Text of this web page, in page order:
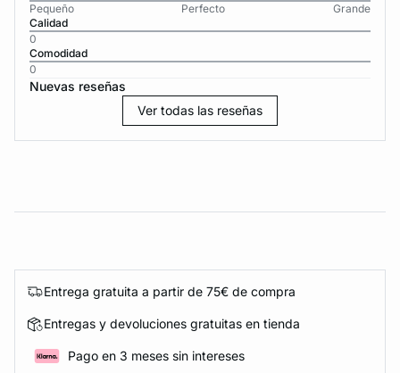
Pequeño
Perfecto
Grande
Calidad
0
Comodidad
0
Nuevas reseñas
Ver todas las reseñas
Entrega gratuita a partir de 75€ de compra
Entregas y devoluciones gratuitas en tienda
Pago en 3 meses sin intereses